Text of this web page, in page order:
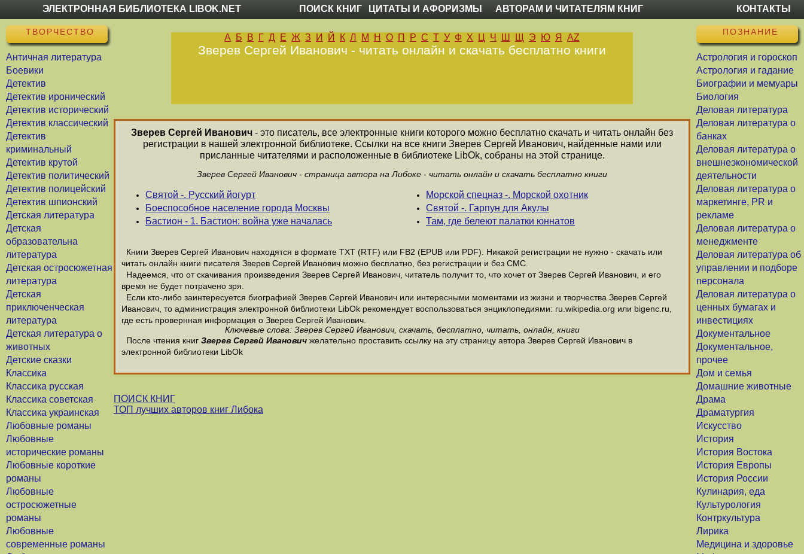
ЭЛЕКТРОННАЯ БИБЛИОТЕКА LIBOK.NET ПОИСК КНИГ ЦИТАТЫ И АФОРИЗМЫ АВТОРАМ И ЧИТАТЕЛЯМ КНИГ КОНТАКТЫ
ТВОРЧЕСТВО
Античная литература
Боевики
Детектив
Детектив иронический
Детектив исторический
Детектив классический
Детектив
криминальный
Детектив крутой
Детектив политический
Детектив полицейский
Детектив шпионский
Детская литература
Детская
образовательна
литература
Детская остросюжетная
литература
Детская
приключенческая
литература
Детская литература о
животных
Детские сказки
Классика
Классика русская
Классика советская
Классика украинская
Любовные романы
Любовные
исторические романы
Любовные короткие
романы
Любовные
остросюжетные
романы
Любовные
современные романы
ПОЗНАНИЕ
Астрология и гороскоп
Астрология и гадание
Биографии и мемуары
Биология
Деловая литература
Деловая литература о
банках
Деловая литература о
внешнеэкономической
деятельности
Деловая литература о
маркетинге, PR и
рекламе
Деловая литература о
менеджменте
Деловая литература об
управлении и подборе
персонала
Деловая литература о
ценных бумагах и
инвестициях
Документальное
Документальное,
прочее
Дом и семья
Домашние животные
Драма
Драматургия
Искусство
История
История Востока
История Европы
История России
Кулинария, еда
Культурология
Контркультура
Лирика
Медицина и здоровье
А Б В Г Д Е Ж З И Й К Л М Н О П Р С Т У Ф Х Ц Ч Ш Щ Э Ю Я AZ
Зверев Сергей Иванович - читать онлайн и скачать бесплатно книги
Зверев Сергей Иванович - это писатель, все электронные книги которого можно бесплатно скачать и читать онлайн без
регистрации в нашей электронной библиотеке. Ссылки на все книги Зверев Сергей Иванович, найденные нами или
присланные читателями и расположенные в библиотеке LibOk, собраны на этой странице.
Зверев Сергей Иванович - страница автора на Либоке - читать онлайн и скачать бесплатно книги
Святой -. Русский йогурт
Боеспособное население гоpода Москвы
Бастион - 1. Бастион: война уже началась
Морской спецназ -. Морской охотник
Святой -. Гарпун для Акулы
Там, где белеют палатки юннатов
Книги Зверев Сергей Иванович находятся в формате ТХТ (RTF) или FB2 (EPUB или PDF). Никакой регистрации не нужно - скачать или
читать онлайн книги писателя Зверев Сергей Иванович можно бесплатно, без регистрации и без СМС.
Надеемся, что от скачивания произведения Зверев Сергей Иванович, читатель получит то, что хочет от Зверев Сергей Иванович, и его
время не будет потрачено зря.
Если кто-либо заинтересуется биографией Зверев Сергей Иванович или интересными моментами из жизни и творчества Зверев Сергей
Иванович, то администрация электронной библиотеки LibOk рекомендует воспользоваться энциклопедиями: ru.wikipedia.org или bigenc.ru,
где есть провернная информация о Зверев Сергей Иванович.
Ключевые слова: Зверев Сергей Иванович, скачать, бесплатно, читать, онлайн, книги
После чтения книг Зверев Сергей Иванович желательно проставить ссылку на эту страницу автора Зверев Сергей Иванович в
электронной библиотеки LibOk
ПОИСК КНИГ
ТОП лучших авторов книг Либока